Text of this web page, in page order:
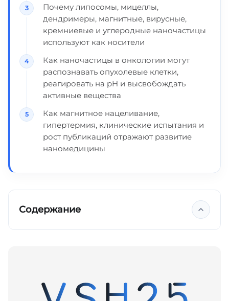
Почему липосомы, мицеллы,
дендримеры, магнитные, вирусные,
кремниевые и углеродные наночастицы
используют как носители
Как наночастицы в онкологии могут
распознавать опухолевые клетки,
реагировать на pH и высвобождать
активные вещества
Как магнитное нацеливание,
гипертермия, клинические испытания и
рост публикаций отражают развитие
наномедицины
Содержание